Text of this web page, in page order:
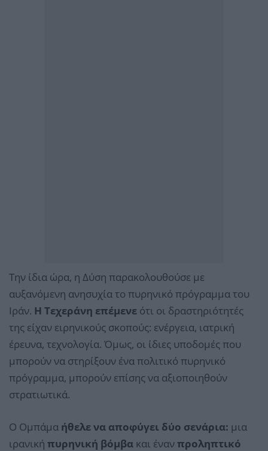
Την ίδια ώρα, η Δύση παρακολουθούσε με
αυξανόμενη ανησυχία το πυρηνικό πρόγραμμα του
Ιράν. Η Τεχεράνη επέμενε ότι οι δραστηριότητές
της είχαν ειρηνικούς σκοπούς: ενέργεια, ιατρική
έρευνα, τεχνολογία. Όμως, οι ίδιες υποδομές που
μπορούν να στηρίξουν ένα πολιτικό πυρηνικό
πρόγραμμα, μπορούν επίσης να αξιοποιηθούν
στρατιωτικά.
Ο Ομπάμα ήθελε να αποφύγει δύο σενάρια: μια
ιρανική πυρηνική βόμβα και ένανπροληπτικό